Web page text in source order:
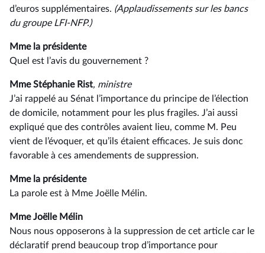
d’euros supplémentaires. (Applaudissements sur les bancs
du groupe LFI-NFP.)
Mme la présidente
Quel est l’avis du gouvernement ?
Mme Stéphanie Rist, ministre
J’ai rappelé au Sénat l’importance du principe de l’élection
de domicile, notamment pour les plus fragiles. J’ai aussi
expliqué que des contrôles avaient lieu, comme M. Peu
vient de l’évoquer, et qu’ils étaient efficaces. Je suis donc
favorable à ces amendements de suppression.
Mme la présidente
La parole est à Mme Joëlle Mélin.
Mme Joëlle Mélin
Nous nous opposerons à la suppression de cet article car le
déclaratif prend beaucoup trop d’importance pour